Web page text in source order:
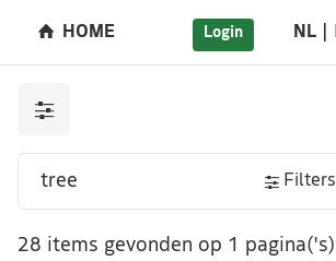
HOME Login NL
Filters
28 items gevonden op 1 pagina('s)